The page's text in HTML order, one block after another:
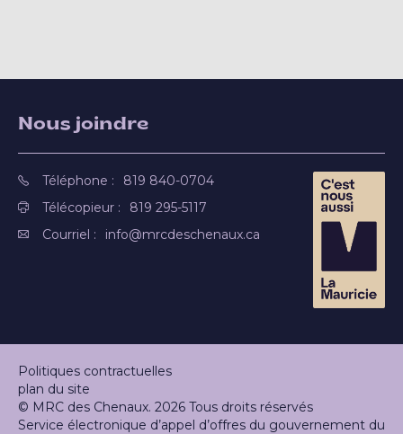
Nous joindre
Téléphone :
819 840-0704
Télécopieur :
819 295-5117
Courriel :
info@mrcdeschenaux.ca
Politiques contractuelles
plan du site
© MRC des Chenaux. 2026 Tous droits réservés
Service électronique d’appel d’offres du gouvernement du